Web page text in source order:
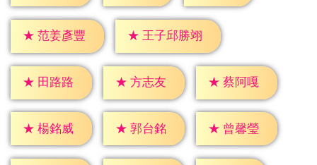
★ 范姜彥豐 ★ 王子邱勝翊
★ 田路路 ★ 方志友 ★ 蔡阿嘎
★ 楊銘威 ★ 郭台銘 ★ 曾馨瑩